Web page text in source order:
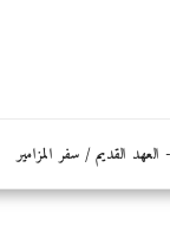
القديم / سفر المزامير